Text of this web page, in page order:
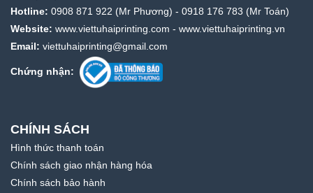
Hotline: 0908 871 922 (Mr Phương) - 0918 176 783 (Mr Toán)
Website: www.viettuhaiprinting.com - www.viettuhaiprinting.vn
Email: viettuhaiprinting@gmail.com
Chứng nhận:
CHÍNH SÁCH
Hình thức thanh toán
Chính sách giao nhận hàng hóa
Chính sách bảo hành